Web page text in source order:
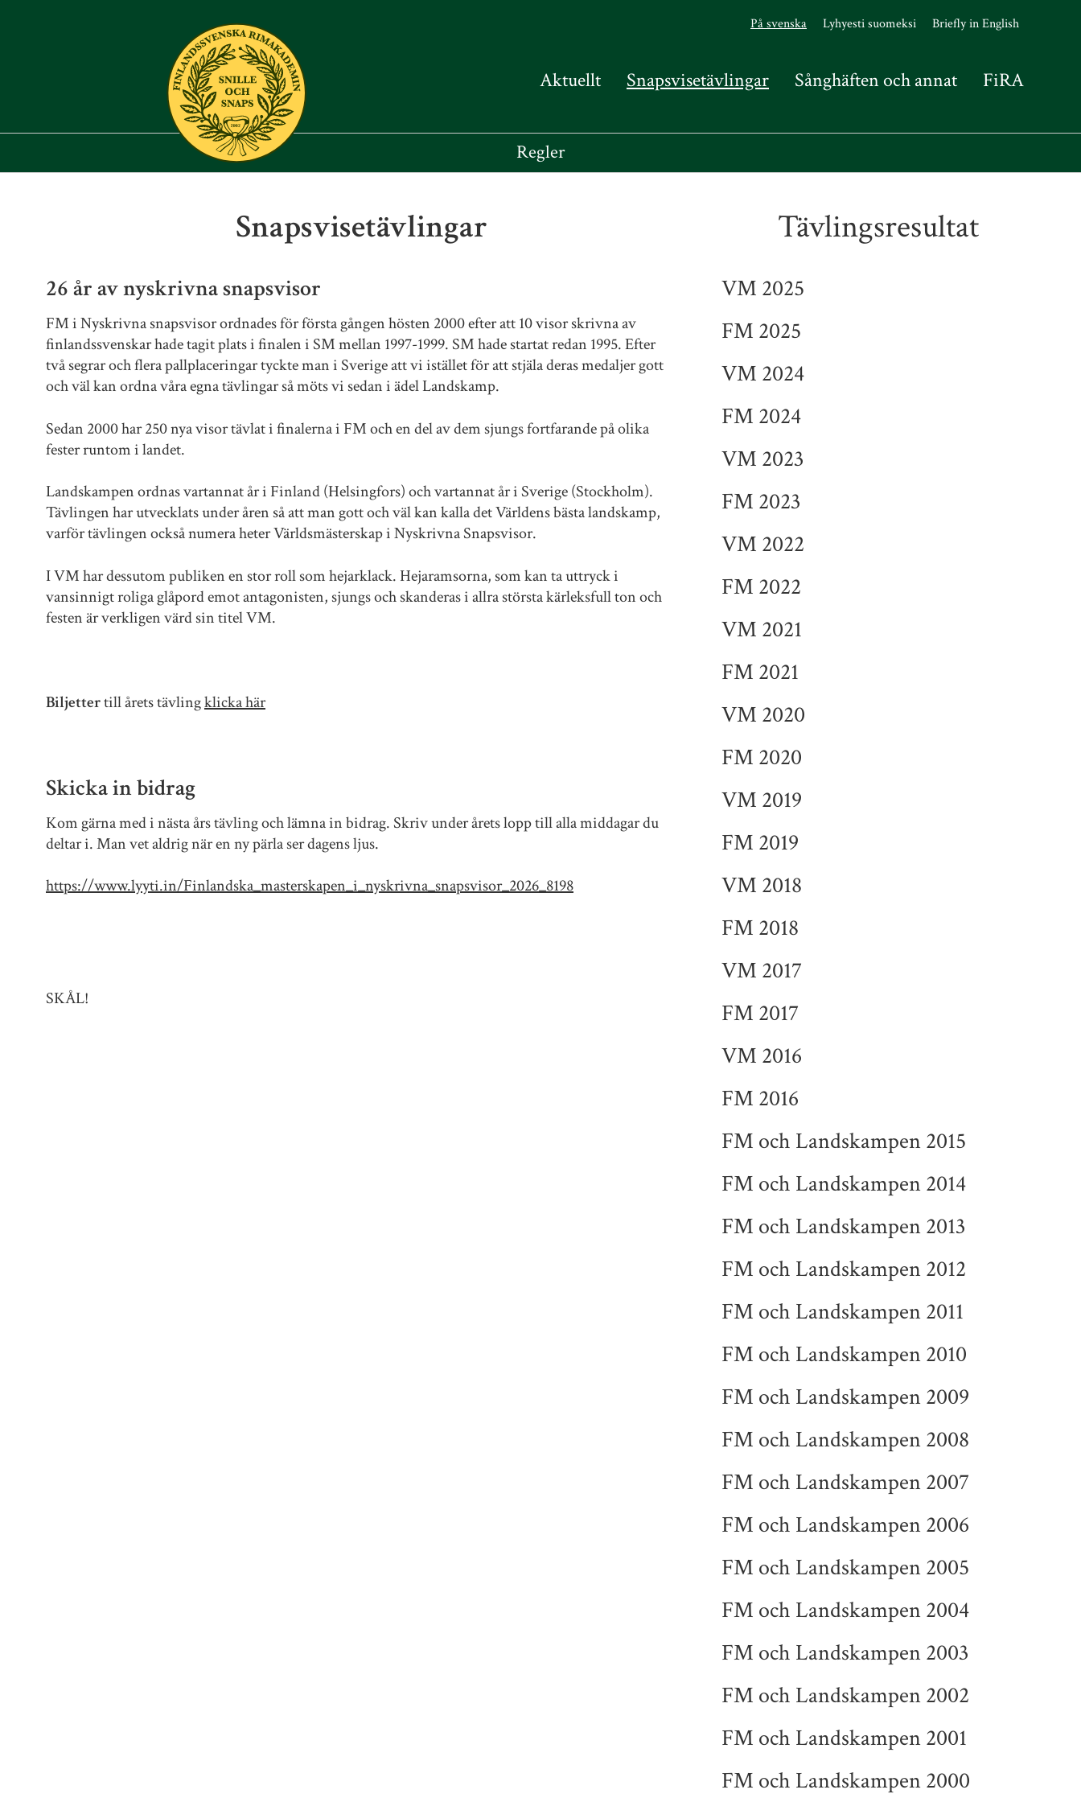
På svenska Lyhyesti suomeksi Briefly in English
Aktuellt Snapsvisetävlingar Sånghäften och annat FiRA
Regler
Snapsvisetävlingar
26 år av nyskrivna snapsvisor
FM i Nyskrivna snapsvisor ordnades för första gången hösten 2000 efter att 10 visor skrivna av
finlandssvenskar hade tagit plats i finalen i SM mellan 1997-1999. SM hade startat redan 1995. Efter
två segrar och flera pallplaceringar tyckte man i Sverige att vi istället för att stjäla deras medaljer gott
och väl kan ordna våra egna tävlingar så möts vi sedan i ädel Landskamp.
Sedan 2000 har 250 nya visor tävlat i finalerna i FM och en del av dem sjungs fortfarande på olika
fester runtom i landet.
Landskampen ordnas vartannat år i Finland (Helsingfors) och vartannat år i Sverige (Stockholm).
Tävlingen har utvecklats under åren så att man gott och väl kan kalla det Världens bästa landskamp,
varför tävlingen också numera heter Världsmästerskap i Nyskrivna Snapsvisor.
I VM har dessutom publiken en stor roll som hejarklack. Hejaramsorna, som kan ta uttryck i
vansinnigt roliga glåpord emot antagonisten, sjungs och skanderas i allra största kärleksfull ton och
festen är verkligen värd sin titel VM.
Biljettertill årets tävlingklicka här
Skicka in bidrag
Kom gärna med i nästa års tävling och lämna in bidrag. Skriv under årets lopp till alla middagar du
deltar i. Man vet aldrig när en ny pärla ser dagens ljus.
https://www.lyyti.in/Finlandska_masterskapen_i_nyskrivna_snapsvisor_2026_8198
SKÅL!
Tävlingsresultat
VM 2025
FM 2025
VM 2024
FM 2024
VM 2023
FM 2023
VM 2022
FM 2022
VM 2021
FM 2021
VM 2020
FM 2020
VM 2019
FM 2019
VM 2018
FM 2018
VM 2017
FM 2017
VM 2016
FM 2016
FM och Landskampen 2015
FM och Landskampen 2014
FM och Landskampen 2013
FM och Landskampen 2012
FM och Landskampen 2011
FM och Landskampen 2010
FM och Landskampen 2009
FM och Landskampen 2008
FM och Landskampen 2007
FM och Landskampen 2006
FM och Landskampen 2005
FM och Landskampen 2004
FM och Landskampen 2003
FM och Landskampen 2002
FM och Landskampen 2001
FM och Landskampen 2000